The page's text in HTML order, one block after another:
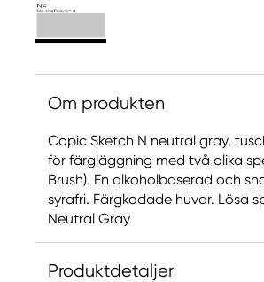
Om produkten
Copic Sketch N neutral gray,
för färgläggning med två olika
Brush). En alkoholbaserad och
syrafri. Färgkodade huvar. Lösa
Neutral Gray
Produktdetaljer